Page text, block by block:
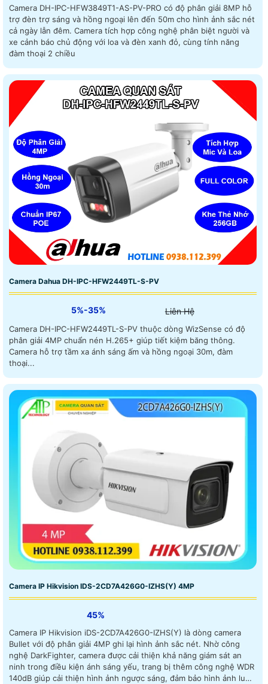
Camera DH-IPC-HFW3849T1-AS-PV-PRO có độ phân giải 8MP hỗ
trợ đèn trợ sáng và hồng ngoại lên đến 50m cho hình ảnh sắc nét
cả ngày lẫn đêm. Camera tích hợp công nghệ phân biệt người và
xe cảnh báo chủ động với loa và đèn xanh đỏ, cùng tính năng
đàm thoại 2 chiều
Camera Dahua DH-IPC-HFW2449TL-S-PV
5%-35% Liên Hệ
Camera DH-IPC-HFW2449TL-S-PV thuộc dòng WizSense có độ
phân giải 4MP chuẩn nén H.265+ giúp tiết kiệm băng thông.
Camera hỗ trợ tầm xa ánh sáng ấm và hồng ngoại 30m, đàm
thoại...
Camera IP Hikvision IDS-2CD7A426G0-IZHS(Y) 4MP
45%
Camera IP Hikvision iDS-2CD7A426G0-IZHS(Y) là dòng camera
Bullet với độ phân giải 4MP ghi lại hình ảnh sắc nét. Nhờ công
nghệ DarkFighter, camera được cải thiện khả năng giám sát an
ninh trong điều kiện ánh sáng yếu, trang bị thêm công nghệ WDR
140dB giúp cải thiện hình ảnh ngược sáng, đảm bảo hình ảnh luôn